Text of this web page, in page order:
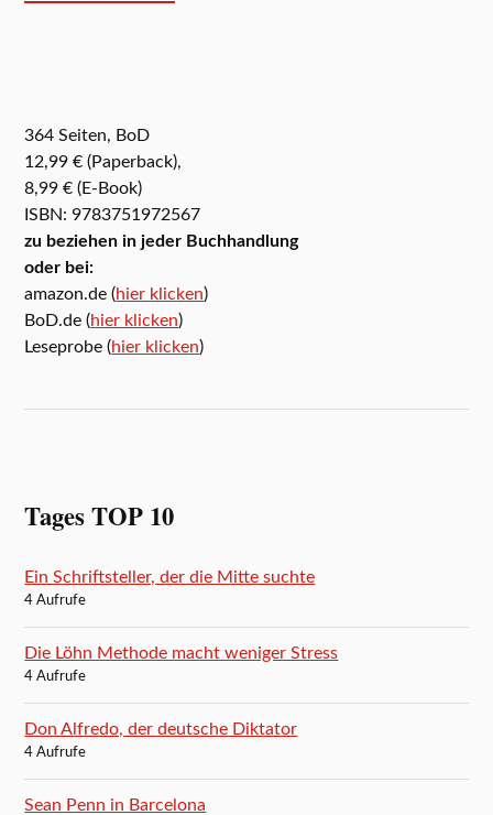
364 Seiten, BoD
12,99 € (Paperback),
8,99 € (E-Book)
ISBN: 9783751972567
zu beziehen in jeder Buchhandlung
oder bei:
amazon.de (hier klicken)
BoD.de (hier klicken)
Leseprobe (hier klicken)
Tages TOP 10
Ein Schriftsteller, der die Mitte suchte
4 Aufrufe
Die Löhn Methode macht weniger Stress
4 Aufrufe
Don Alfredo, der deutsche Diktator
4 Aufrufe
Sean Penn in Barcelona